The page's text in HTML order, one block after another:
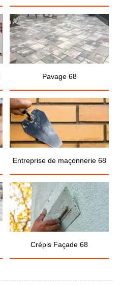
Pavage 68
Entreprise de maçonnerie 68
Crépis Façade 68